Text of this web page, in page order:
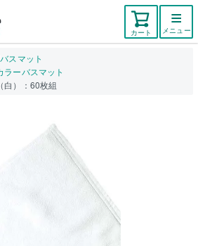
カート メニュー
スマット
ーバスマット
白）：60枚組